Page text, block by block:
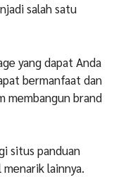
salah satu
yang dapat Anda
bermanfaat dan
membangun brand
situs panduan
lainnya.